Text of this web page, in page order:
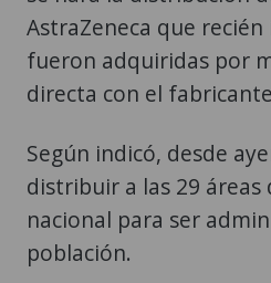
AstraZeneca que
fueron adquiridas por
directa con el
Según indicó, desde
distribuir a las 29 áreas
nacional para ser
población.